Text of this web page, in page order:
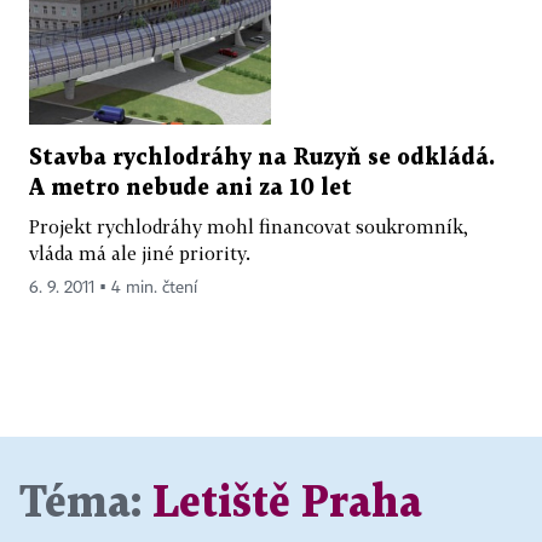
Stavba rychlodráhy na Ruzyň se odkládá.
A metro nebude ani za 10 let
Projekt rychlodráhy mohl financovat soukromník,
vláda má ale jiné priority.
6. 9. 2011 ▪ 4 min. čtení
Téma: Letiště Praha